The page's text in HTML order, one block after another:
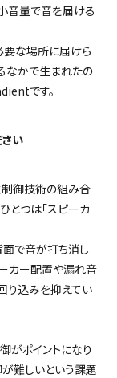
音量で音を届ける
要な場所に届けら
なかで生まれたの
です。
い
御技術の組み合
とつは「スピーカ
面で音が打ち消し
カー配置や漏れ音
り込みを抑えてい
がポイントになり
難しいという課題